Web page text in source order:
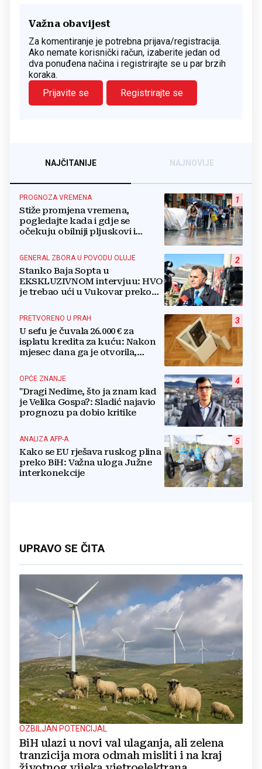
Važna obavijest
Za komentiranje je potrebna prijava/registracija.
Ako nemate korisnički račun, izaberite jedan od
dva ponuđena načina i registrirajte se u par brzih
koraka.
Prijavite se
Registrirajte se
NAJČITANIJE NAJNOVIJE
1
PROGNOZA VREMENA
Stiže promjena vremena,
pogledajte kada i gdje se
očekuju obilniji pljuskovi i
2
GENERAL ZBORA U POVODU OLUJE
Stanko Baja Sopta u
EKSKLUZIVNOM intervjuu: HVO
je trebao ući u Vukovar preko
Bršadina
3
PRETVORENO U PRAH
U sefu je čuvala 26.000 € za
isplatu kredita za kuću: Nakon
mjesec dana ga je otvorila,
4
OPĆE ZNANJE
"Dragi Nedime, što ja znam kad
je Velika Gospa?: Sladić najavio
prognozu pa dobio kritike
5
ANALIZA AFP-A
Kako se EU rješava ruskog plina
preko BiH: Važna uloga Južne
interkonekcije
UPRAVO SE ČITA
OZBILJAN POTENCIJAL
BiH ulazi u novi val ulaganja, ali zelena
tranzicija mora odmah misliti i na kraj